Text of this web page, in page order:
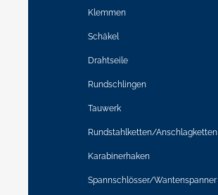
Klemmen
Schäkel
Drahtseile
Rundschlingen
Tauwerk
Rundstahlketten/Anschlagketten
Karabinerhaken
Spannschlösser/Wantenspanner